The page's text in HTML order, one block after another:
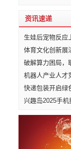
资讯速递
生娃后宠物反应
体育文化创新展
破解算力困局，
机器人产业人才
快递包装开启绿
兴趣岛2025手